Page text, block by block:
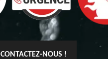
CONTACTEZ-NOUS !